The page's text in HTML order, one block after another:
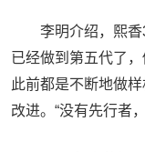
李明介绍，熙
已经做到第五代了
此前都是不断地做
改进。“没有先行者